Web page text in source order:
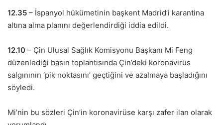
12.35 – İspanyol hükümetinin başkent Madrid’i karantina
altına alma planını değerlendirdiği iddia edildi.
12.10 – Çin Ulusal Sağlık Komisyonu Başkanı Mi Feng
düzenlediği basın toplantısında Çin’deki koronavirüs
salgınının ‘pik noktasını’ geçtiğini ve azalmaya başladığını
söyledi.
Mi’nin bu sözleri Çin’in koronavirüse karşı zafer ilan olarak